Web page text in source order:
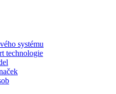
systému
technologie